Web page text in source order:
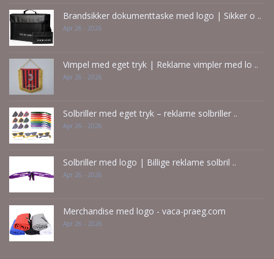
Brandsikker dokumenttaske med logo | Sikker o ..
Apr 26 - 2026
Vimpel med eget tryk | Reklame vimpler med lo ..
Apr 26 - 2026
Solbriller med eget tryk – reklame solbriller ..
Apr 26 - 2026
Solbriller med logo | Billige reklame solbril ..
Apr 26 - 2026
Merchandise med logo - vaca-praeg.com
Apr 26 - 2026